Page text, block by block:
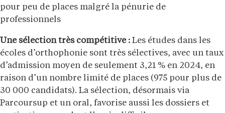
pour peu de places malgré la pénurie de
professionnels
Une sélection très compétitive : Les études dans les
écoles d’orthophonie sont très sélectives, avec un taux
d’admission moyen de seulement 3,21 % en 2024, en
raison d’un nombre limité de places (975 pour plus de
30 000 candidats). La sélection, désormais via
Parcoursup et un oral, favorise aussi les dossiers et